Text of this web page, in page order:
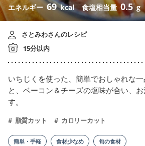
エネルギー 69 kcal 食塩相当量 0.5 g
さとみわさんのレシピ
15分以内
いちじくを使った、簡単でおしゃれな
と、ベーコン＆チーズの塩味が合い、
す。
脂質カット カロリーカット
簡単・手軽 食材少なめ 旬の食材